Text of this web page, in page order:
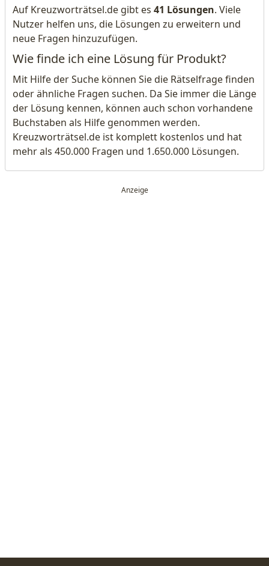
Auf Kreuzworträtsel.de gibt es 41 Lösungen. Viele
Nutzer helfen uns, die Lösungen zu erweitern und
neue Fragen hinzuzufügen.
Wie finde ich eine Lösung für Produkt?
Mit Hilfe der Suche können Sie die Rätselfrage finden
oder ähnliche Fragen suchen. Da Sie immer die Länge
der Lösung kennen, können auch schon vorhandene
Buchstaben als Hilfe genommen werden.
Kreuzworträtsel.de ist komplett kostenlos und hat
mehr als 450.000 Fragen und 1.650.000 Lösungen.